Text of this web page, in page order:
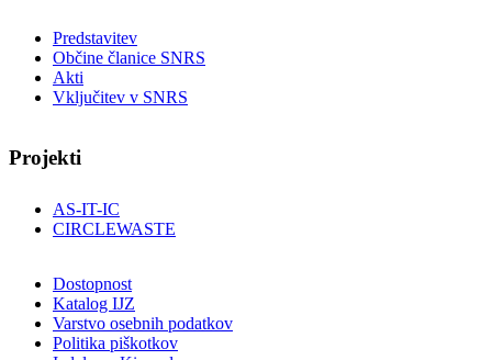
Predstavitev
Občine članice SNRS
Akti
Vključitev v SNRS
Projekti
AS-IT-IC
CIRCLEWASTE
Dostopnost
Katalog IJZ
Varstvo osebnih podatkov
Politika piškotkov